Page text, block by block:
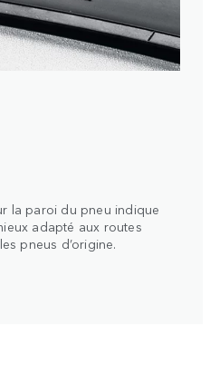
la paroi du pneu indique
adapté aux routes
pneus d’origine.